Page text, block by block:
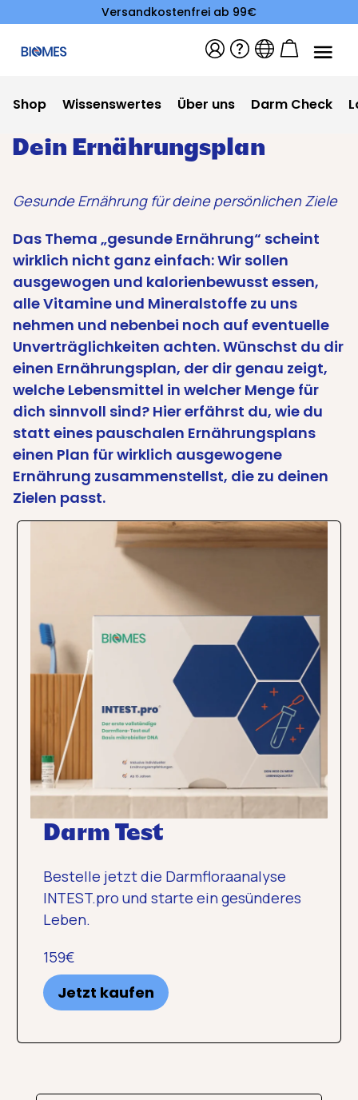
Versandkostenfrei ab 99€
Shop Wissenswertes Über uns Darm Check
Dein Ernährungsplan
Gesunde Ernährung für deine persönlichen Ziele
Das Thema „gesunde Ernährung“ scheint
wirklich nicht ganz einfach: Wir sollen
ausgewogen und kalorienbewusst essen,
alle Vitamine und Mineralstoffe zu uns
nehmen und nebenbei noch auf eventuelle
Unverträglichkeiten achten. Wünschst du dir
einen Ernährungsplan, der dir genau zeigt,
welche Lebensmittel in welcher Menge für
dich sinnvoll sind? Hier erfährst du, wie du
statt eines pauschalen Ernährungsplans
einen Plan für wirklich ausgewogene
Ernährung zusammenstellst, die zu deinen
Zielen passt.
Darm Test
Bestelle jetzt die Darmfloraanalyse
INTEST.pro und starte ein gesünderes
Leben.
159€
Jetzt kaufen